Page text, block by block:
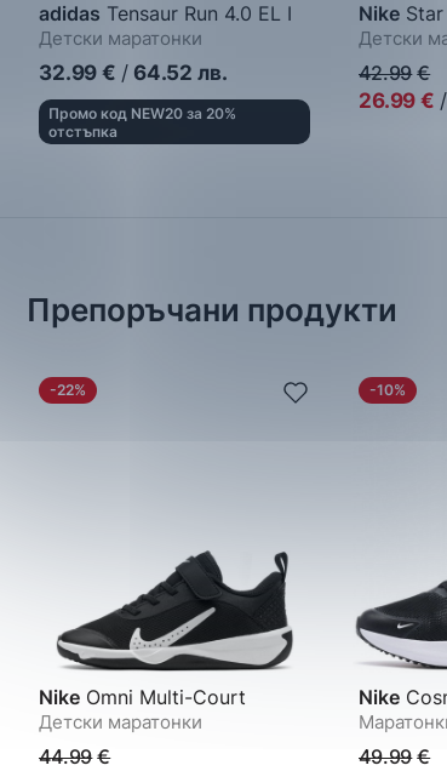
adidas Tensaur Run 4.0 EL I
Детски маратонки
32.99 € / 64.52 лв.
Промо код NEW20 за 20%
отстъпка
Nike
Детски
42.99 €
26.99 € /
Препоръчани продукти
-22%
Nike Omni Multi-Court
Детски маратонки
44.99 €
-10%
Nike
49.99 €